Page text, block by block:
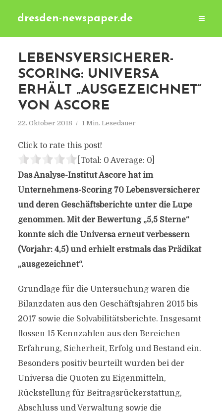
dresden-newspaper.de
LEBENSVERSICHERER-
SCORING: UNIVERSA
ERHÄLT „AUSGEZEICHNET“
VON ASCORE
22. Oktober 2018 1 Min. Lesedauer
Click to rate this post!
[Total: 0 Average: 0]
Das Analyse-Institut Ascore hat im
Unternehmens-Scoring 70 Lebensversicherer
und deren Geschäftsberichte unter die Lupe
genommen. Mit der Bewertung „5,5 Sterne“
konnte sich die Universa erneut verbessern
(Vorjahr: 4,5) und erhielt erstmals das Prädikat
„ausgezeichnet“.
Grundlage für die Untersuchung waren die
Bilanzdaten aus den Geschäftsjahren 2015 bis
2017 sowie die Solvabilitätsberichte. Insgesamt
flossen 15 Kennzahlen aus den Bereichen
Erfahrung, Sicherheit, Erfolg und Bestand ein.
Besonders positiv beurteilt wurden bei der
Universa die Quoten zu Eigenmitteln,
Rückstellung für Beitragsrückerstattung,
Abschluss und Verwaltung sowie die